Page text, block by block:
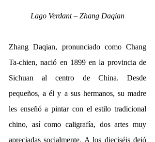
Lago Verdant – Zhang Daqian
Zhang Daqian, pronunciado como Chang
Ta-chien, nació en 1899 en la provincia de
Sichuan al centro de China. Desde
pequeños, a él y a sus hermanos, su madre
les enseñó a pintar con el estilo tradicional
chino, así como caligrafía, dos artes muy
apreciadas socialmente. A los dieciséis dejó